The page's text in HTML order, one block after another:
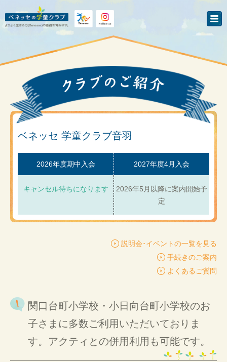
ベネッセ 学童クラブ音羽
2026年度期中入会
キャンセル待ちになります
2027年度4月入会
2026年5月以降に案内開始予
定
説明会･イベントの一覧を見る
手続きのご案内
よくあるご質問
関口台町小学校・小日向台町小学校のお
子さまに多数ご利用いただいておりま
す。アクティとの併用利用も可能です。